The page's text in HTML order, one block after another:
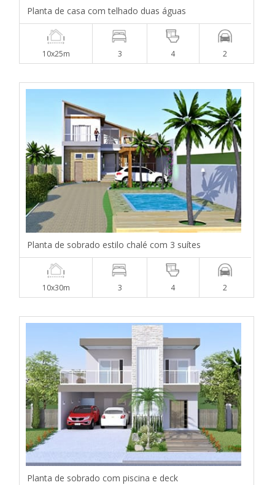
Planta de casa com telhado duas águas
10x25m 3 4 2
Planta de sobrado estilo chalé com 3 suítes
10x30m 3 4 2
Planta de sobrado com piscina e deck